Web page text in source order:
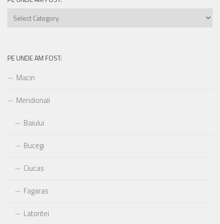
Pe
PE UNDE AM FOST:
Macin
Meridionali
Baiului
Bucegi
Ciucas
Fagaras
Latoritei